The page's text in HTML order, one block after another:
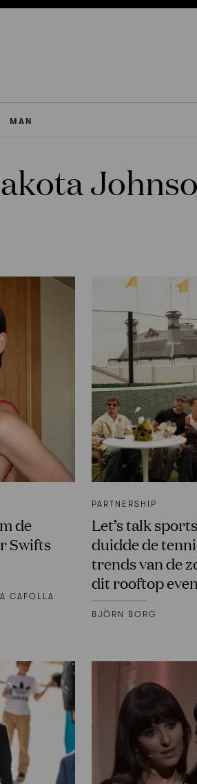
MAN
de
Swifts
CAFOLLA
PARTNERSHIP
Let’s talk
duidde de
trends van de
dit rooftop
BJÖRN BORG